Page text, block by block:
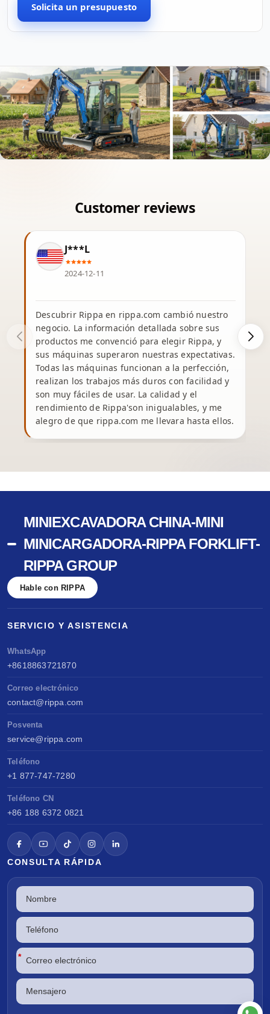
Solicita un presupuesto
J***L
2024-12-11
Descubrir Rippa en rippa.com cambió nuestro
negocio. La información detallada sobre sus
productos me convenció para elegir Rippa, y
sus máquinas superaron nuestras expectativas.
Todas las máquinas funcionan a la perfección,
realizan los trabajos más duros con facilidad y
son muy fáciles de usar. La calidad y el
rendimiento de Rippa'son inigualables, y me
alegro de que rippa.com me llevara hasta ellos.
MINIEXCAVADORA CHINA-MINI
MINICARGADORA-RIPPA FORKLIFT-
RIPPA GROUP
Hable con RIPPA
SERVICIO Y ASISTENCIA
WhatsApp
+8618863721870
Correo electrónico
contact@rippa.com
Posventa
service@rippa.com
Teléfono
+1 877-747-7280
Teléfono CN
+86 188 6372 0821
CONSULTA RÁPIDA
*